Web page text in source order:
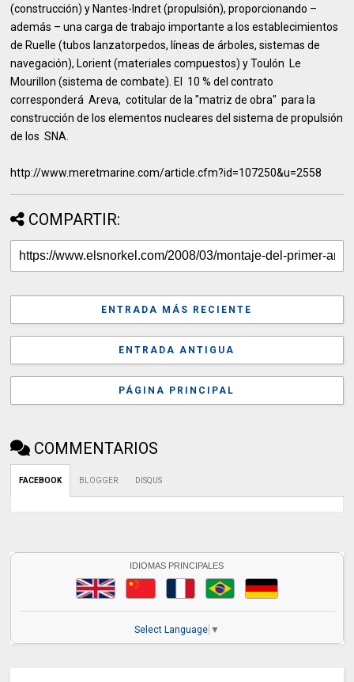
(construcción) y Nantes-Indret (propulsión), proporcionando –
además – una carga de trabajo importante a los establecimientos
de Ruelle (tubos lanzatorpedos, líneas de árboles, sistemas de
navegación), Lorient (materiales compuestos) y Toulón Le
Mourillon (sistema de combate). El 10 % del contrato
corresponderá Areva, cotitular de la "matriz de obra" para la
construcción de los elementos nucleares del sistema de propulsión
de los SNA.
http://www.meretmarine.com/article.cfm?id=107250&u=2558
COMPARTIR:
ENTRADA MÁS RECIENTE
ENTRADA ANTIGUA
PÁGINA PRINCIPAL
COMMENTARIOS
FACEBOOK BLOGGER DISQUS
IDIOMAS PRINCIPALES
Select Language ▼